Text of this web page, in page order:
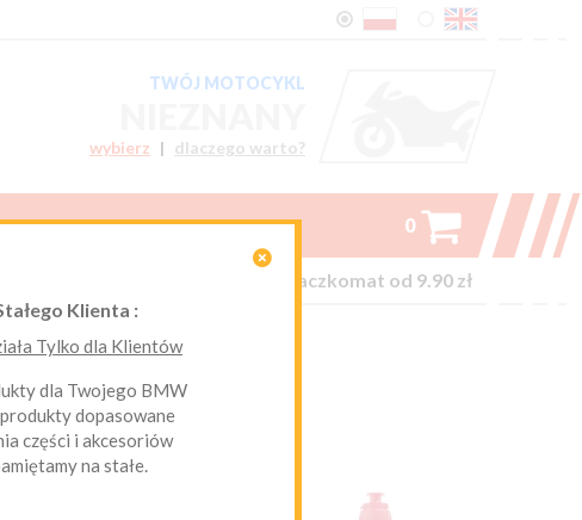
TWÓJ MOTOCYKL
wybierz | dlaczego warto?

Klienta :
Tylko dla Klientów
dla Twojego BMW
dopasowane
części i akcesoriów
na stałe.

0
20 lat on-line kurier Inpost i Paczkomat od 9.90 zł
1 - 13 z 13